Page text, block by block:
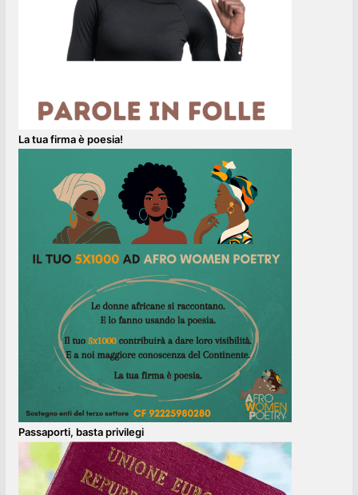
La tua firma è poesia!
Passaporti, basta privilegi